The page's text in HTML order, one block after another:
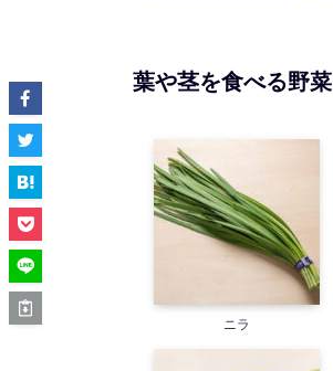
葉や茎を食べる野菜
ニラ